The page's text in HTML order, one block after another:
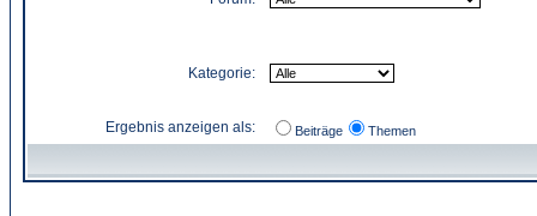
Kategorie:
Ergebnis anzeigen als: Beiträge Themen